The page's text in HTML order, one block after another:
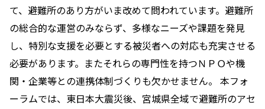
て、避難所のあり方がいま改めて問われています。避難所
の総合的な運営のみならず、多様なニーズや課題を発見
し、特別な支援を必要とする被災者への対応も充実させる
必要があります。またそれらの専門性を持つＮＰＯや機
関・企業等との連携体制づくりも欠かせません。 本フォ
ーラムでは、東日本大震災後、宮城県全域で避難所のアセ